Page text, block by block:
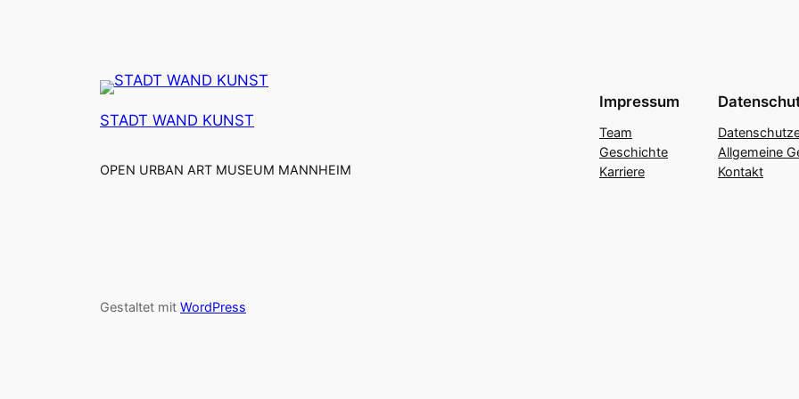
STADT WAND KUNST
OPEN URBAN ART MUSEUM MANNHEIM
Impressum
Team
Geschichte
Karriere
Allgemeine
Kontakt
Gestaltet mit WordPress